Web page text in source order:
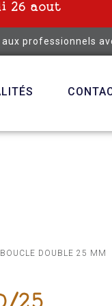
26 aout
professionnels
DOUBLE 25 MM